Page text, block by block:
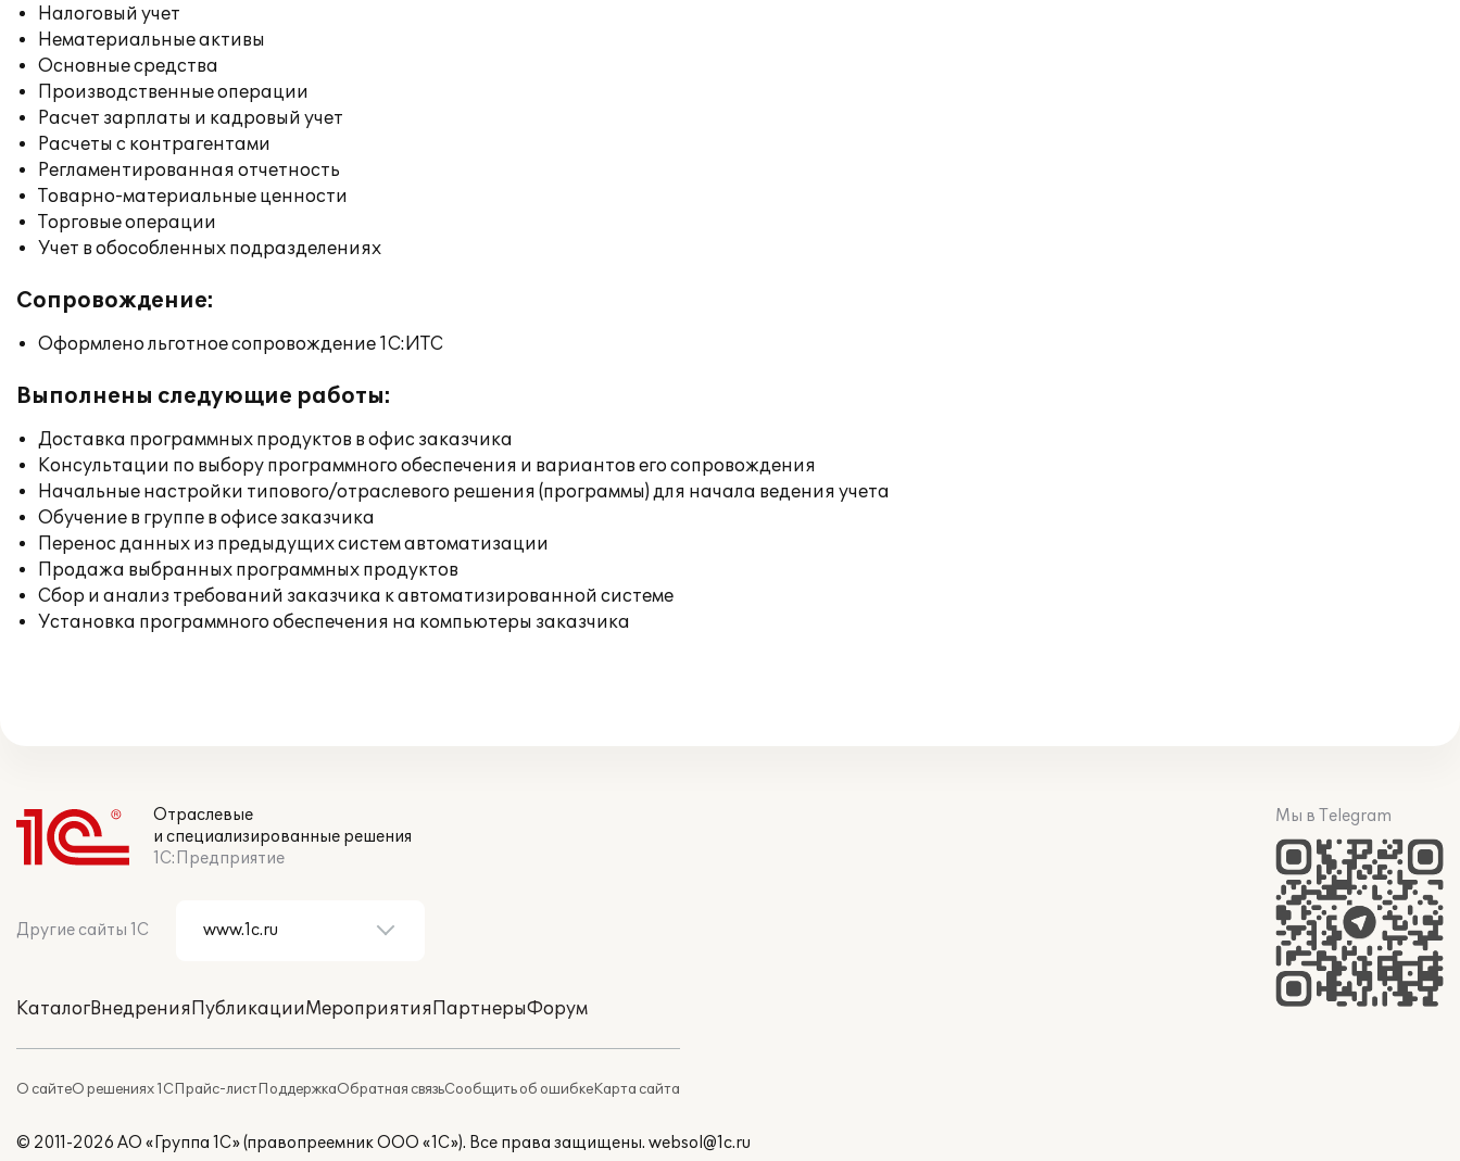
Налоговый учет
Нематериальные активы
Основные средства
Производственные операции
Расчет зарплаты и кадровый учет
Расчеты с контрагентами
Регламентированная отчетность
Товарно-материальные ценности
Торговые операции
Учет в обособленных подразделениях
Сопровождение:
Оформлено льготное сопровождение 1С:ИТС
Выполнены следующие работы:
Доставка программных продуктов в офис заказчика
Консультации по выбору программного обеспечения и вариантов его сопровождения
Начальные настройки типового/отраслевого решения (программы) для начала ведения учета
Обучение в группе в офисе заказчика
Перенос данных из предыдущих систем автоматизации
Продажа выбранных программных продуктов
Сбор и анализ требований заказчика к автоматизированной системе
Установка программного обеспечения на компьютеры заказчика
Отраслевые
и специализированные решения
1С:Предприятие
Другие сайты 1С
КаталогВнедренияПубликацииМероприятияПартнерыФорум
О сайтеО решениях 1СПрайс-листПоддержкаОбратная связьСообщить об ошибкеКарта сайта
Мы в Telegram
© 2011-2026 АО «Группа 1С» (правопреемник ООО «1С»). Все права защищены. websol@1c.ru